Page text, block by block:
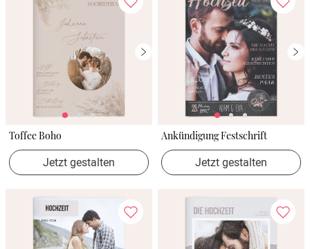
Toffee Boho
Jetzt gestalten
Ankündigung Festschrift
Jetzt gestalten